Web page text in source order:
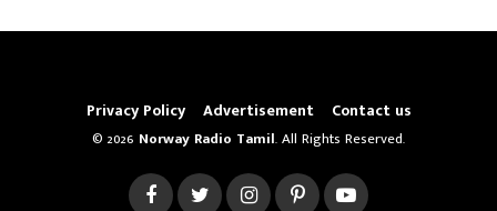
Privacy Policy Advertisement Contact us
© 2026 Norway Radio Tamil. All Rights Reserved.